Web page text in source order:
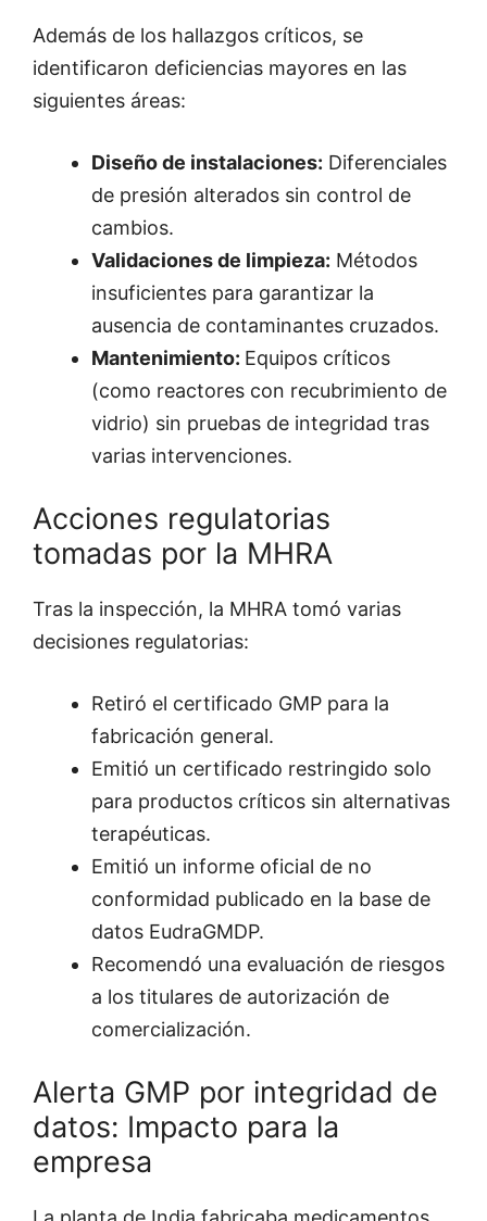
Además de los hallazgos críticos, se
identificaron deficiencias mayores en las
siguientes áreas:
Diseño de instalaciones: Diferenciales
de presión alterados sin control de
cambios.
Validaciones de limpieza: Métodos
insuficientes para garantizar la
ausencia de contaminantes cruzados.
Mantenimiento: Equipos críticos
(como reactores con recubrimiento de
vidrio) sin pruebas de integridad tras
varias intervenciones.
Acciones regulatorias
tomadas por la MHRA
Tras la inspección, la MHRA tomó varias
decisiones regulatorias:
Retiró el certificado GMP para la
fabricación general.
Emitió un certificado restringido solo
para productos críticos sin alternativas
terapéuticas.
Emitió un informe oficial de no
conformidad publicado en la base de
datos EudraGMDP.
Recomendó una evaluación de riesgos
a los titulares de autorización de
comercialización.
Alerta GMP por integridad de
datos: Impacto para la
empresa